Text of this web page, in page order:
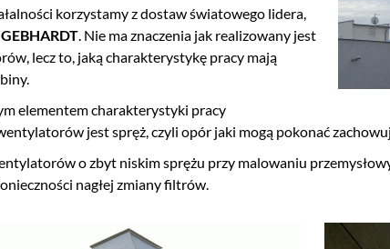
korzystamy z dostaw światowego lidera,
. Nie ma znaczenia jak realizowany jest
lecz to, jaką charakterystykę pracy mają
elementem charakterystyki pracy
jest spręż, czyli opór jaki mogą pokonać
o zbyt niskim sprężu przy malowaniu
nagłej zmiany filtrów.